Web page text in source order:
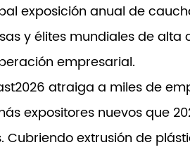
exposición anual de
y élites mundiales de
empresarial.
atraiga a miles de
expositores nuevos que
Cubriendo extrusión de